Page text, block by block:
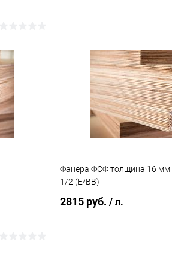
Фанера ФСФ толщина 16 мм
1/2 (E/BB)
2815 руб. / л.